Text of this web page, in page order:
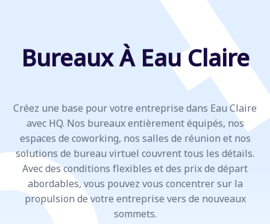
Bureaux À Eau Claire
Créez une base pour votre entreprise dans Eau Claire
avec HQ. Nos bureaux entièrement équipés, nos
espaces de coworking, nos salles de réunion et nos
solutions de bureau virtuel couvrent tous les détails.
Avec des conditions flexibles et des prix de départ
abordables, vous pouvez vous concentrer sur la
propulsion de votre entreprise vers de nouveaux
sommets.